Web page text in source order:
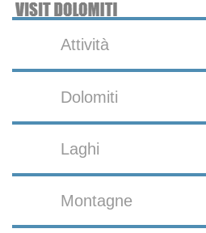
Attività
Dolomiti
Laghi
Montagne